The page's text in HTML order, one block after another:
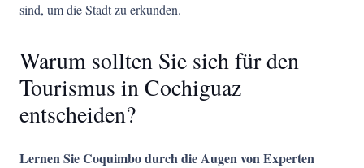
sind, um die Stadt zu erkunden.
Warum sollten Sie sich für den
Tourismus in Cochiguaz
entscheiden?
Lernen Sie Coquimbo durch die Augen von Experten